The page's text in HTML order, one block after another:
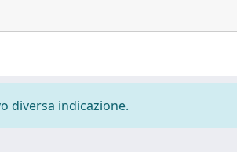
diversa indicazione.